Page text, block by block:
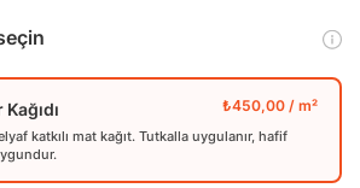
katkılı mat kağıt. Tutkalla uygulanır, hafif